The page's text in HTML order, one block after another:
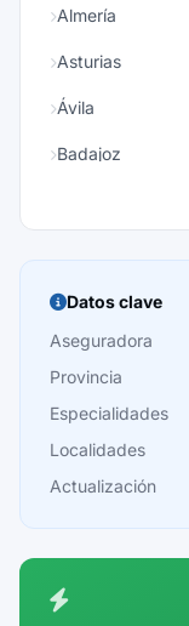
Almería
Asturias
Ávila
Badajoz
Burgos
Cáceres
Cádiz
Cantabria
Castellón
Córdoba
Datos clave
Aseguradora
Provincia
Especialidades
Localidades
Actualización